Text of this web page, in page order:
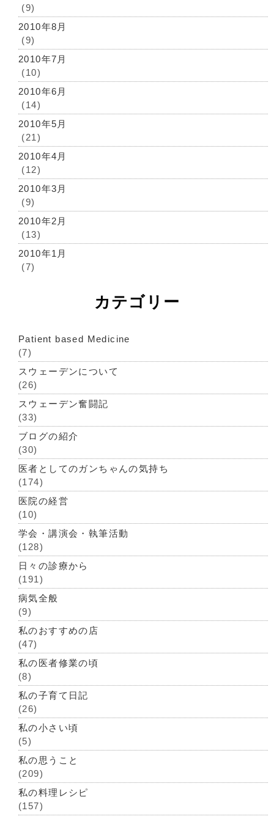
(9)
2010年8月
(9)
2010年7月
(10)
2010年6月
(14)
2010年5月
(21)
2010年4月
(12)
2010年3月
(9)
2010年2月
(13)
2010年1月
(7)
カテゴリー
Patient based Medicine
(7)
スウェーデンについて
(26)
スウェーデン奮闘記
(33)
ブログの紹介
(30)
医者としてのガンちゃんの気持ち
(174)
医院の経営
(10)
学会・講演会・執筆活動
(128)
日々の診療から
(191)
病気全般
(9)
私のおすすめの店
(47)
私の医者修業の頃
(8)
私の子育て日記
(26)
私の小さい頃
(5)
私の思うこと
(209)
私の料理レシピ
(157)